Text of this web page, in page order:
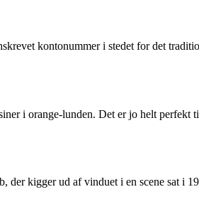
kontonummer i stedet for det
i orange-lunden. Det er jo helt
kigger ud af vinduet i en scene sat i